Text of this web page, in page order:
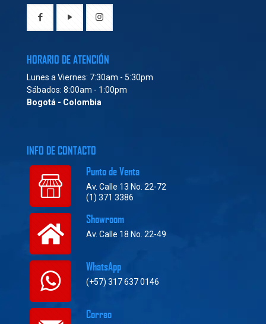
HORARIO DE ATENCIÓN
Lunes a Viernes: 7:30am - 5:30pm
Sábados: 8:00am - 1:00pm
Bogotá - Colombia
INFO DE CONTACTO
Punto de Venta
Av. Calle 13 No. 22-72
(1) 371 3386
Showroom
Av. Calle 18 No. 22-49
WhatsApp
(+57) 317 637 0146
Correo